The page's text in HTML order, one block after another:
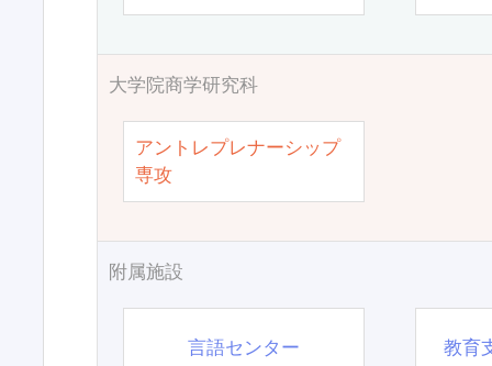
大学院商学研究科
アントレプレナーシップ
専攻
附属施設
言語センター 教育